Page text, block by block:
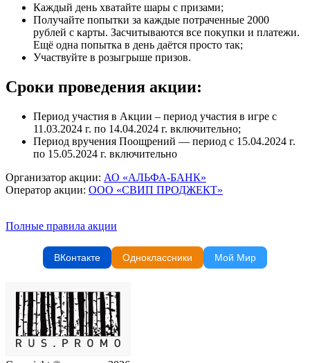
Каждый день хватайте шары с призами;
Получайте попытки за каждые потраченные 2000
рублей с карты. Засчитываются все покупки и платежи.
Ещё одна попытка в день даётся просто так;
Участвуйте в розыгрыше призов.
Сроки проведения акции:
Период участия в Акции – период участия в игре с
11.03.2024 г. по 14.04.2024 г. включительно;
Период вручения Поощрений — период с 15.04.2024 г.
по 15.05.2024 г. включительно
Организатор акции: АО «АЛЬФА-БАНК»
Оператор акции: ООО «СВИП ПРОДЖЕКТ»
Полные правила акции
ВКонтакте Одноклассники Мой Мир